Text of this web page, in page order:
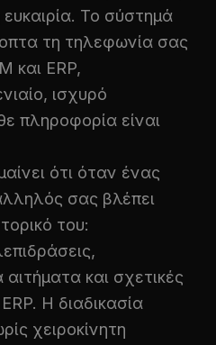
Το σύστημά
τη τηλεφωνία σας
και ERP,
ισχυρό
πληροφορία είναι
ότι όταν ένας
σας βλέπει
του:
και σχετικές
Η διαδικασία
χειροκίνητη